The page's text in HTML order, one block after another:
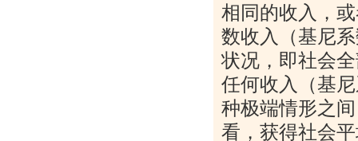
相同的收入，
数收入（基尼
状况，即社会
任何收入（基
种极端情形之
看，获得社会